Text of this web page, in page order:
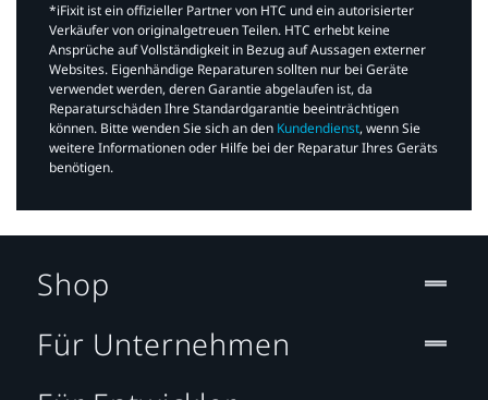
*iFixit ist ein offizieller Partner von HTC und ein autorisierter
Verkäufer von originalgetreuen Teilen. HTC erhebt keine
Ansprüche auf Vollständigkeit in Bezug auf Aussagen externer
Websites. Eigenhändige Reparaturen sollten nur bei Geräte
verwendet werden, deren Garantie abgelaufen ist, da
Reparaturschäden Ihre Standardgarantie beeinträchtigen
können. Bitte wenden Sie sich an den Kundendienst, wenn Sie
weitere Informationen oder Hilfe bei der Reparatur Ihres Geräts
benötigen.​
Shop
Für Unternehmen